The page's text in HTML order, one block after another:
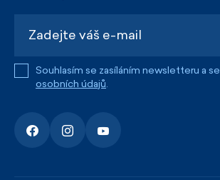
Souhlasím se zasíláním newsletteru a se
osobních údajů.